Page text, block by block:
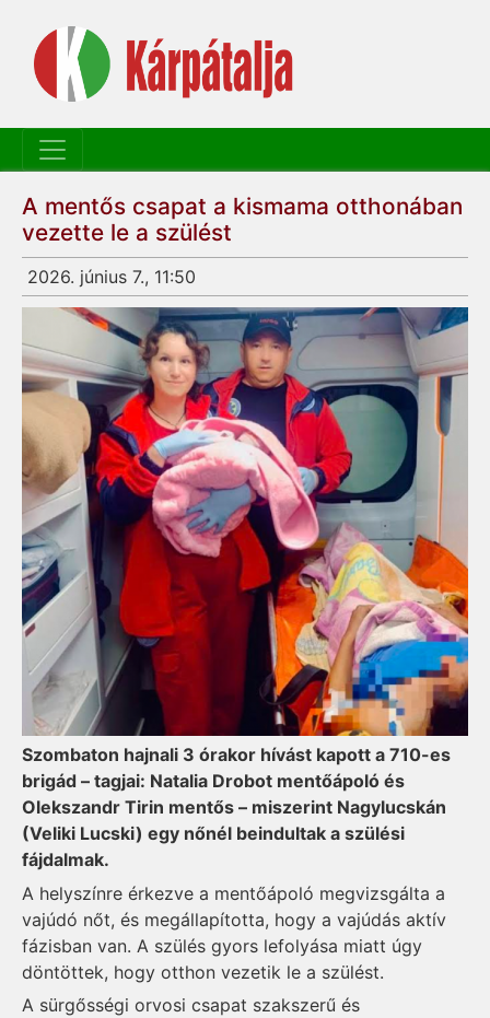
A mentős csapat a kismama otthonában
vezette le a szülést
2026. június 7., 11:50
Szombaton hajnali 3 órakor hívást kapott a 710-es
brigád – tagjai: Natalia Drobot mentőápoló és
Olekszandr Tirin mentős – miszerint Nagylucskán
(Veliki Lucski) egy nőnél beindultak a szülési
fájdalmak.
A helyszínre érkezve a mentőápoló megvizsgálta a
vajúdó nőt, és megállapította, hogy a vajúdás aktív
fázisban van. A szülés gyors lefolyása miatt úgy
döntöttek, hogy otthon vezetik le a szülést.
A sürgősségi orvosi csapat szakszerű és